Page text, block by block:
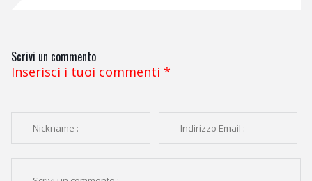
Scrivi un commento
Inserisci i tuoi commenti *